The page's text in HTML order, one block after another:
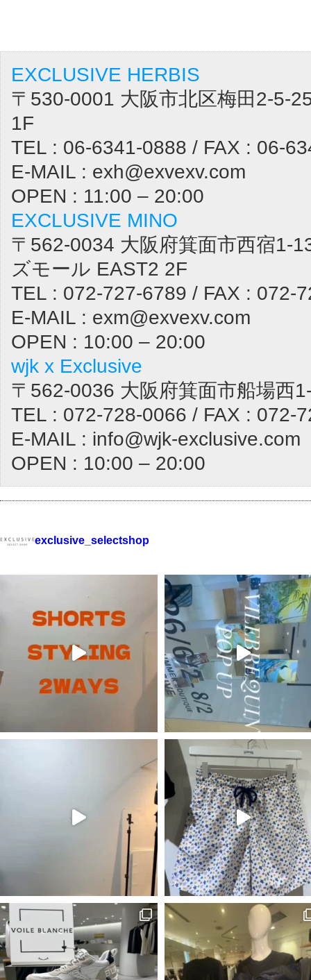
EXCLUSIVE HERBIS
〒530-0001 大阪市北区梅田2-5-
1F
TEL : 06-6341-0888 / FAX : 06-
E-MAIL : exh@exvexv.com
OPEN : 11:00 – 20:00
EXCLUSIVE MINO
〒562-0034 大阪府箕面市西宿1-
ズモール EAST2 2F
TEL : 072-727-6789 / FAX : 072-
E-MAIL : exm@exvexv.com
OPEN : 10:00 – 20:00
wjk x Exclusive
〒562-0036 大阪府箕面市船場西
TEL : 072-728-0066 / FAX : 072-
E-MAIL : info@wjk-exclusive.com
OPEN : 10:00 – 20:00
exclusive_selectshop